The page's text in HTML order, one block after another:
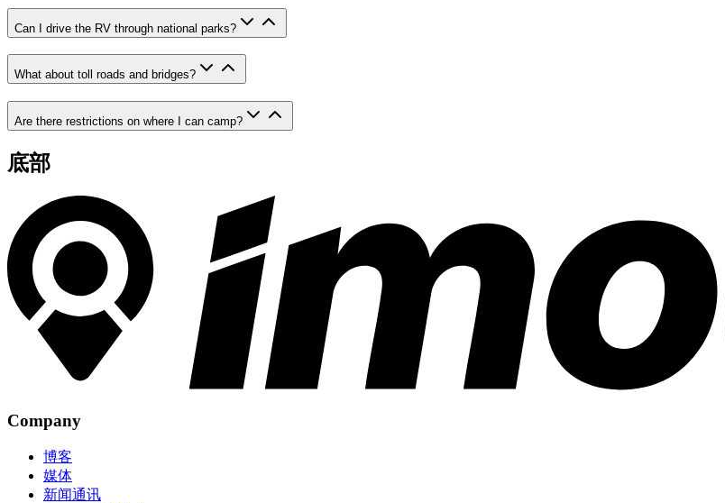
Can I drive the RV through national parks?
What about toll roads and bridges?
Are there restrictions on where I can camp?
底部
Company
博客
媒体
新闻通讯